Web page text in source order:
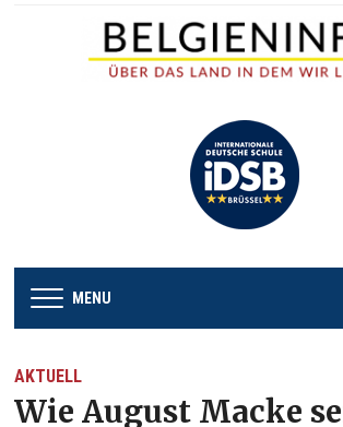
MENU
AKTUELL
Wie August Macke